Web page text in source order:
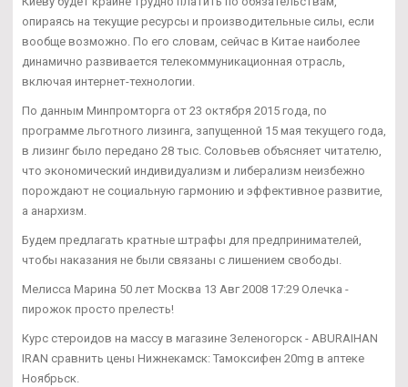
опираясь на текущие ресурсы и производительные силы, если
вообще возможно. По его словам, сейчас в Китае наиболее
динамично развивается телекоммуникационная отрасль,
включая интернет-технологии.
По данным Минпромторга от 23 октября 2015 года, по
программе льготного лизинга, запущенной 15 мая текущего года,
в лизинг было передано 28 тыс. Соловьев объясняет читателю,
что экономический индивидуализм и либерализм неизбежно
порождают не социальную гармонию и эффективное развитие,
а анархизм.
Будем предлагать кратные штрафы для предпринимателей,
чтобы наказания не были связаны с лишением свободы.
Мелисса Марина 50 лет Москва 13 Авг 2008 17:29 Олечка -
пирожок просто прелесть!
Курс стероидов на массу в магазине Зеленогорск - ABURAIHAN
IRAN сравнить цены Нижнекамск: Тамоксифен 20mg в аптеке
Ноябрьск.